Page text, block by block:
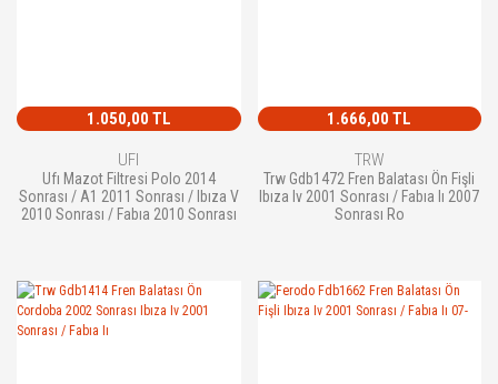
1.050,00 TL
UFI
Ufı Mazot Filtresi Polo 2014
Sonrası / A1 2011 Sonrası / Ibıza V
2010 Sonrası / Fabıa 2010 Sonrası
1.666,00 TL
TRW
Trw Gdb1472 Fren Balatası Ön Fişli
Ibıza Iv 2001 Sonrası / Fabıa Iı 2007
Sonrası Ro